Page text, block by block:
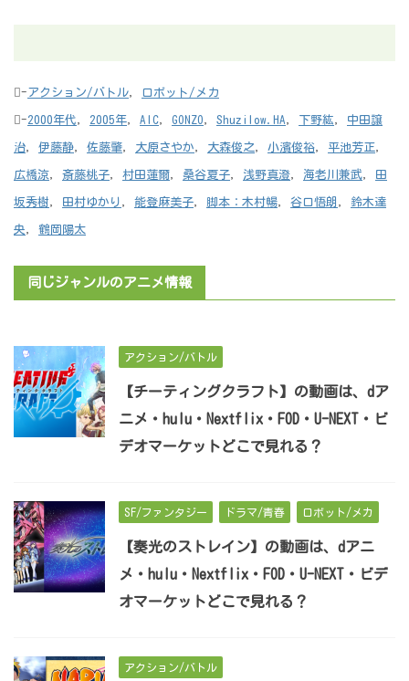
- アクション/バトル, ロボット/メカ
-2000年代, 2005年, AIC, GONZO, Shuzilow.HA, 下野紘, 中田譲
治, 伊藤静, 佐藤肇, 大原さやか, 大森俊之, 小濱俊裕, 平池芳正,
広橋涼, 斎藤桃子, 村田蓮爾, 桑谷夏子, 浅野真澄, 海老川兼武, 田
坂秀樹, 田村ゆかり , 能登麻美子, 脚本：木村暢, 谷口悟朗 , 鈴木達
央, 鶴岡陽太
同じジャンルのアニメ情報
アクション/バトル
【チーティングクラフト】の動画は、dア
ニメ・hulu・Nextflix・FOD・U-NEXT・ビ
デオマーケットどこで見れる？
SF/ファンタジー ドラマ/青春 ロボット/メカ
【奏光のストレイン】の動画は、dアニ
メ・hulu・Nextflix・FOD・U-NEXT・ビデ
オマーケットどこで見れる？
アクション/バトル